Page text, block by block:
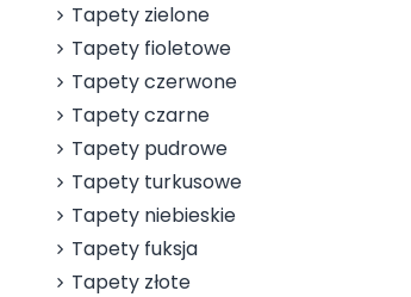
Tapety zielone
Tapety fioletowe
Tapety czerwone
Tapety czarne
Tapety pudrowe
Tapety turkusowe
Tapety niebieskie
Tapety fuksja
Tapety złote